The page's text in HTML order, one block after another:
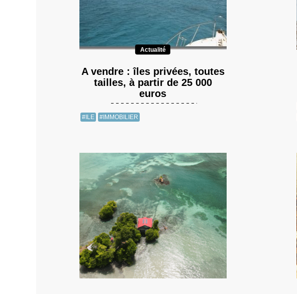
Actualité
A vendre : îles privées, toutes
tailles, à partir de 25 000
euros
#ILE #IMMOBILIER